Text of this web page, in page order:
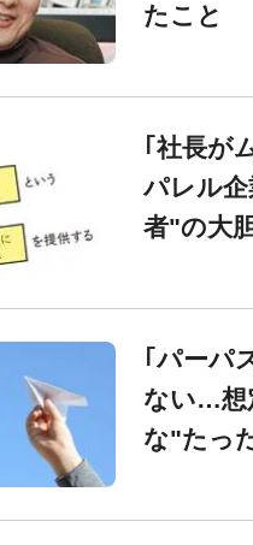
たこと
｢社長が
パレル
者"の大
｢パーパ
ない…想
な"たっ